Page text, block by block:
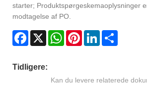
starter; Produktspørgeskemaoplysninger
modtagelse af PO.
Facebook
X WhatsAppPinterestLinkedIn
Tidligere:
Kan du levere relaterede